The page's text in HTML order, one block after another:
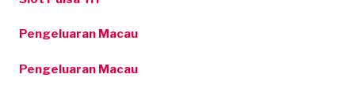
Pengeluaran Macau
Pengeluaran Macau